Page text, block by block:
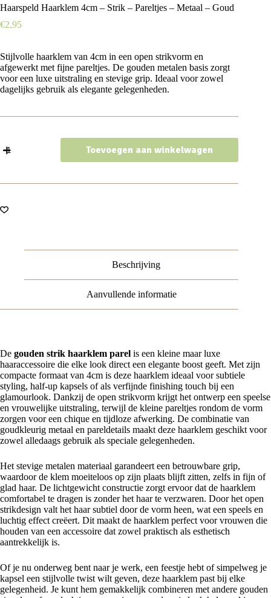
Haarspeld Haarklem 4cm – Strik – Pareltjes – Metaal – Goud
€2,95
Stijlvolle haarklem van 4cm in een open strikvorm en
afgewerkt met fijne pareltjes. De gouden metalen basis zorgt
voor een luxe uitstraling en stevige grip. Ideaal voor zowel
dagelijks gebruik als elegante gelegenheden.
Haarklem
Strik
Pareltjes
–
Toevoegen aan winkelwagen
Beschrijving
Aanvullende informatie
De gouden strik haarklem parel is een kleine maar luxe
haaraccessoire die elke look direct een elegante boost geeft. Met zijn
compacte formaat van 4cm is deze haarklem ideaal voor subtiele
styling, half-up kapsels of als verfijnde finishing touch bij een
glamourlook. Dankzij de open strikvorm krijgt het ontwerp een speelse
en vrouwelijke uitstraling, terwijl de kleine pareltjes rondom de vorm
zorgen voor een chique en tijdloze afwerking. De combinatie van
goudkleurig metaal en pareldetails maakt deze haarklem geschikt voor
zowel alledaags gebruik als speciale gelegenheden.
Het stevige metalen materiaal garandeert een betrouwbare grip,
waardoor de klem moeiteloos op zijn plaats blijft zitten, zelfs in fijn of
glad haar. De lichtgewicht constructie zorgt ervoor dat de haarklem
comfortabel te dragen is zonder het haar te verzwaren. Door het open
strikdesign valt het haar subtiel door de vorm heen, wat een speels en
luchtig effect creëert. Dit maakt de haarklem perfect voor vrouwen die
houden van een accessoire dat zowel praktisch als esthetisch
aantrekkelijk is.
Of je nu onderweg bent naar je werk, een feestje hebt of simpelweg je
kapsel een stijlvolle twist wilt geven, deze haarklem past bij elke
gelegenheid. Je kunt hem gemakkelijk combineren met andere gouden